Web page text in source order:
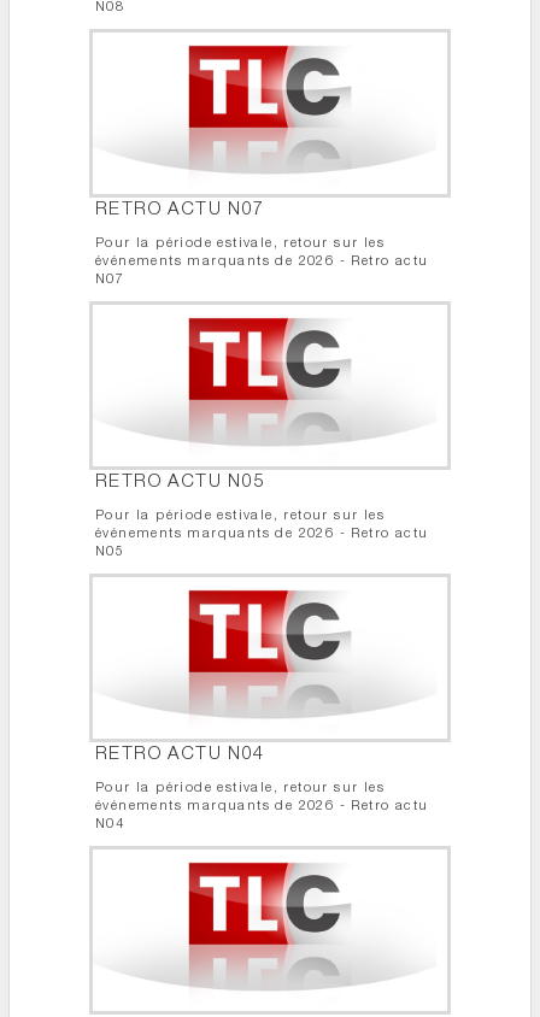
N08
RETRO ACTU N07
Pour la période estivale, retour sur les
événements marquants de 2026 - Retro actu
N07
RETRO ACTU N05
Pour la période estivale, retour sur les
événements marquants de 2026 - Retro actu
N05
RETRO ACTU N04
Pour la période estivale, retour sur les
événements marquants de 2026 - Retro actu
N04